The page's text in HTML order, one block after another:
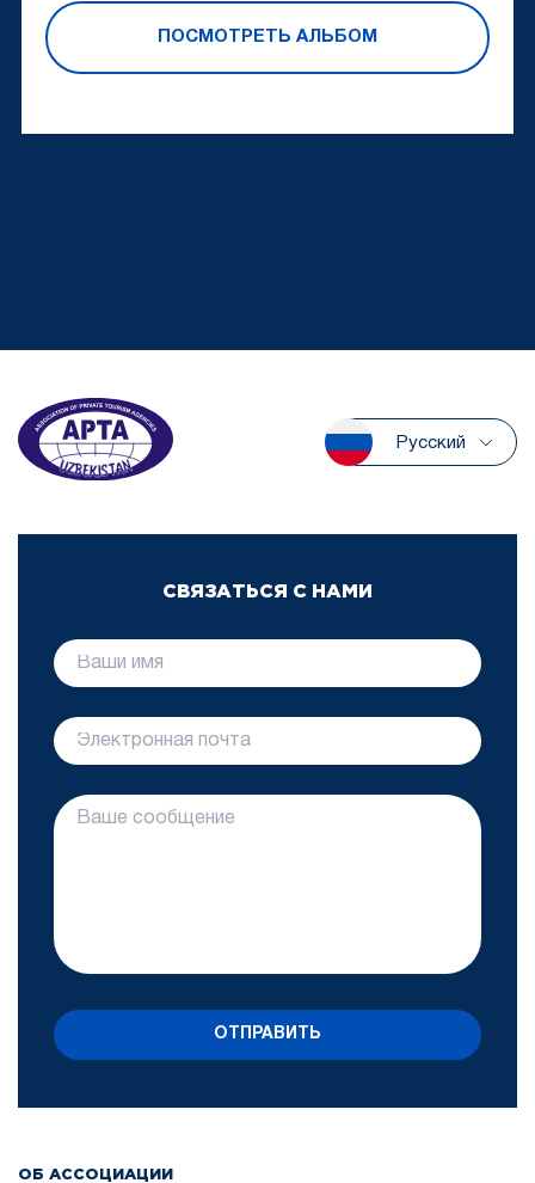
ПОСМОТРЕТЬ АЛЬБОМ
Русский
ОБ АССОЦИАЦИИ
СВЯЗАТЬСЯ С НАМИ
ОТПРАВИТЬ